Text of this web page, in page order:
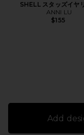
SHELL スタッズイヤ
ANNI LU
$155
Add